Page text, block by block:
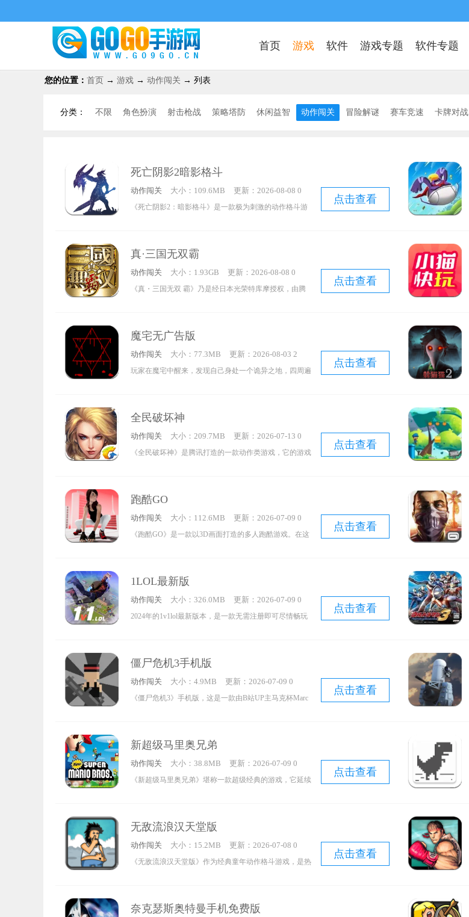
首页 游戏 软件 游戏专题 软件专题
您的位置： 首页 → 游戏 → 动作闯关 → 列表
分类： 不限 角色扮演 射击枪战 策略塔防 休闲益智 动作闯关 冒险解谜 赛车竞速 卡牌对战
死亡阴影2暗影格斗
动作闯关 大小：109.6MB
更新：2026-08-08 0
2:48:06
《死亡阴影2：暗影格斗》是一款极为刺激的动作格斗游
玩家皆可加入，这种方式相当重要，玩家不妨尝试。游戏
内还有许多不同的角色，挑选一个自己心仪的吧。
点击查看
真·三国无双霸
动作闯关 大小：1.93GB
更新：2026-08-08 0
1:16:15
《真・三国无双 霸》乃是经日本光荣特库摩授权，由腾
乱世中纵横征战。游戏独家重现主机端无CD双键搓招设
定，复刻威力强劲的无双乱舞技，使你亲身感受独闯沙
场、以一敌万的临场刺激感！再度回味魏、蜀、吴、晋四
打造专属于自己的热血三国世界，在手机上实现对《真・
三国无双 霸》主机体验的极致还原。
点击查看
魔宅无广告版
动作闯关 大小：77.3MB
更新：2026-08-03 2
3:06:09
玩家在魔宅中醒来，发现自己身处一个诡异之地，四周遍
一旦被他们抓到，你就会失败，而顺利完成这些挑战，就
能尽情游玩下去。
点击查看
全民破坏神
动作闯关 大小：209.7MB
更新：2026-07-13 0
3:14:11
《全民破坏神》是腾讯打造的一款动作类游戏，它的游戏
选职业，与魔界展开一场惊心动魄的复仇之战。感兴趣的
朋友赶紧来体验一番吧。
点击查看
跑酷GO
动作闯关 大小：112.6MB
更新：2026-07-09 0
5:12:09
《跑酷GO》是一款以3D画面打造的多人跑酷游戏。在这
感。更有全新地图等待你来征服，还等什么，赶快试玩起
来吧！
点击查看
1LOL最新版
动作闯关 大小：326.0MB
更新：2026-07-09 0
4:28:14
2024年的1v1lol最新版本，是一款无需注册即可尽情畅玩
不是拳头公司旗下的衍生产品，也并非《英雄联盟》的番
外内容。1v1lol实际上是一款真正支持多人参与的大逃杀
生存游戏，玩法类似《堡垒之夜》。1v1lol打造了极具竞
时还能获得金钱奖励。
点击查看
僵尸危机3手机版
动作闯关 大小：4.9MB
更新：2026-07-09 0
3:24:09
《僵尸危机3》手机版，这是一款由B站UP主马克杯Marc
图情节完美复刻，依旧可以通过收集地图中的油桶，更干
脆利落地击杀僵尸。丰富多样的武器装备与精心设计的地
图，定能让你找回童年和小伙伴一起坐在电脑前打怪的感
这混乱的世界中快速生存。心动的小伙伴，不妨来试试！
点击查看
新超级马里奥兄弟
动作闯关 大小：38.8MB
更新：2026-07-09 0
1:25:16
《新超级马里奥兄弟》堪称一款超级经典的游戏，它延续
的难度设置和机制。你是否还记得往昔插卡式游戏所带来
的那份快乐？现在，在手机上就能再度体验啦！而且，还
能和朋友联机，在同一屏幕上携手开启冒险之旅！
点击查看
无敌流浪汉天堂版
动作闯关 大小：15.2MB
更新：2026-07-08 0
1:50:27
《无敌流浪汉天堂版》作为经典童年动作格斗游戏，是热
程。他外形邋遢不堪，身上散发的恶臭甚至能熏晕敌人，
点击查看
奈克瑟斯奥特曼手机免费版